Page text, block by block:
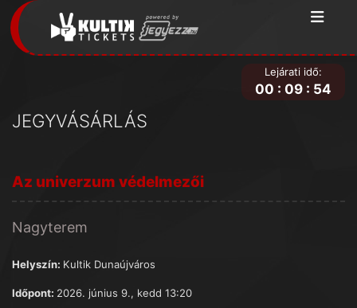
JEGYVÁSÁRLÁS
Lejárati idő:
00 : 09 : 54
Az univerzum védelmezői
Nagyterem
Helyszín: Kultik Dunaújváros
Időpont: 2026. június 9., kedd 13:20